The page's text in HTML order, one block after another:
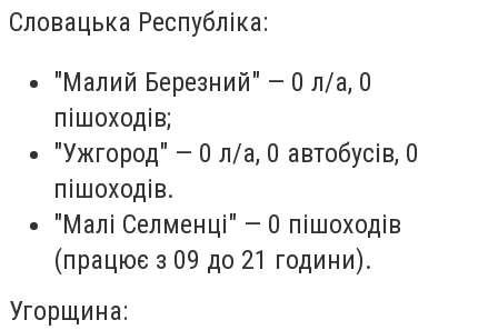
Словацька Республіка:
"Малий Березний" — 0 л/а, 0
пішоходів;
"Ужгород" — 0 л/а, 0 автобусів, 0
пішоходів.
"Малі Селменці" — 0 пішоходів
(працює з 09 до 21 години).
Угорщина: